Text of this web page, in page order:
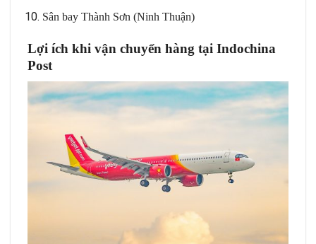
Sân bay Thành Sơn (Ninh Thuận)
Lợi ích khi vận chuyển hàng tại Indochina
Post